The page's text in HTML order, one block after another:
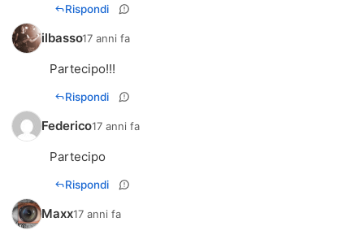
Rispondi
ilbasso17 anni fa
Partecipo!!!
Rispondi
Federico17 anni fa
Partecipo
Rispondi
Maxx17 anni fa